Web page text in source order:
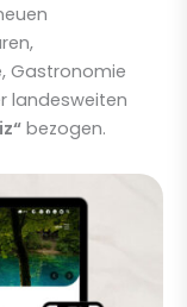
Gastronomie
landesweiten
bezogen.